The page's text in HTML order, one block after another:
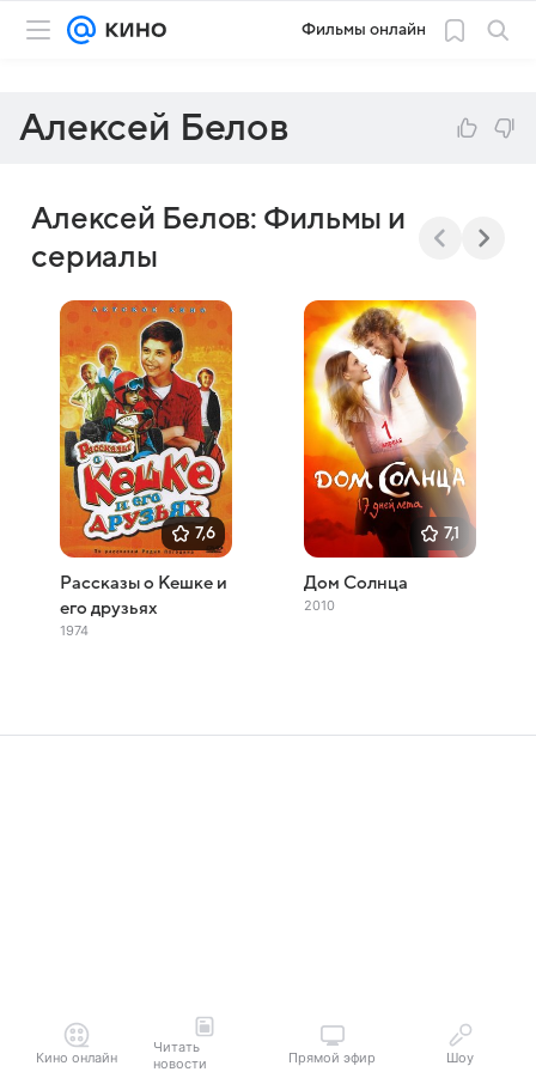
Фильмы онлайн
Алексей Белов
Алексей Белов: Фильмы и
сериалы
7,6
Рассказы о Кешке и
его друзьях
1974
7,1
Дом Солнца
2010
Кино онлайн
Читать
новости
Прямой эфир Шоу